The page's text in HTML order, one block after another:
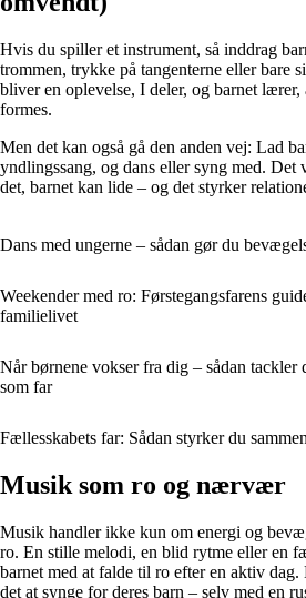
Hvis du spiller et instrument, så inddrag
trommen, trykke på tangenterne eller bare
bliver en oplevelse, I deler, og barnet lærer,
formes.
Men det kan også gå den anden vej: Lad
yndlingssang, og dans eller syng med. Det
det, barnet kan lide – og det styrker
Dans med ungerne – sådan gør du
Weekender med ro: Førstegangsfarens
familielivet
Når børnene vokser fra dig – sådan tackler
som far
Fællesskabets far: Sådan styrker du
Musik som ro og nærvær
Musik handler ikke kun om energi og
ro. En stille melodi, en blid rytme eller en
barnet med at falde til ro efter en aktiv
det at synge for deres barn – selv med en